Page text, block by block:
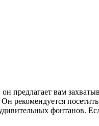
предлагает вам
посетить
фонтанов.